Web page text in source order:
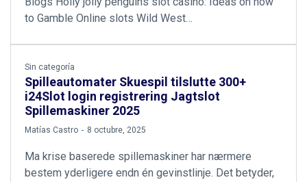
to Gamble Online slots Wild West…
Sin categoría
Spilleautomater Skuespil tilslutte 300+
i24Slot login registrering Jagtslot
Spillemaskiner 2025
by
Matías Castro 8 octubre, 2025
Ma krise baserede spillemaskiner har nærmere
bestem yderligere endn én gevinstlinje. Det betyder,